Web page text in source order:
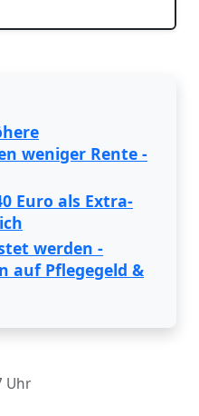
weniger Rente -
Euro als Extra-
werden -
auf Pflegegeld &
Uhr